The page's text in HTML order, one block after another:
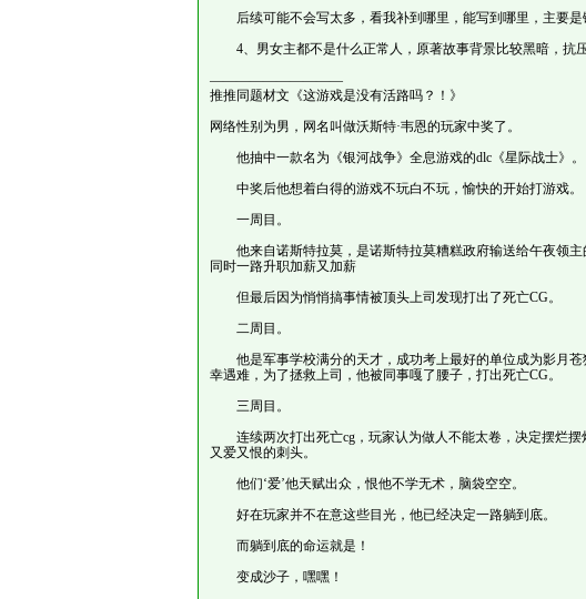
后续可能不会写太多，看我补到哪里，能写到哪里，主要
4、男女主都不是什么正常人，原著故事背景比较黑暗，抗
——————————
推推同题材文《这游戏是没有活路吗？！》
网络性别为男，网名叫做沃斯特·韦恩的玩家中奖了。
他抽中一款名为《银河战争》全息游戏的dlc《星际战士》。
中奖后他想着白得的游戏不玩白不玩，愉快的开始打游戏。
一周目。
他来自诺斯特拉莫，是诺斯特拉莫糟糕政府输送给午夜领主
同时一路升职加薪又加薪
但最后因为悄悄搞事情被顶头上司发现打出了死亡CG。
二周目。
他是军事学校满分的天才，成功考上最好的单位成为影月苍
幸遇难，为了拯救上司，他被同事嘎了腰子，打出死亡CG。
三周目。
连续两次打出死亡cg，玩家认为做人不能太卷，决定摆烂摆
又爱又恨的刺头。
他们‘爱’他天赋出众，恨他不学无术，脑袋空空。
好在玩家并不在意这些目光，他已经决定一路躺到底。
而躺到底的命运就是！
变成沙子，嘿嘿！